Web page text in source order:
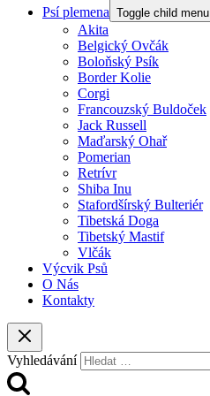
Psí plemena Toggle child menu
Akita
Belgický Ovčák
Boloňský Psík
Border Kolie
Corgi
Francouzský Buldoček
Jack Russell
Maďarský Ohař
Pomerian
Retrívr
Shiba Inu
Stafordšírský Bulteriér
Tibetská Doga
Tibetský Mastif
Vlčák
Výcvik Psů
O Nás
Kontakty
Vyhledávání